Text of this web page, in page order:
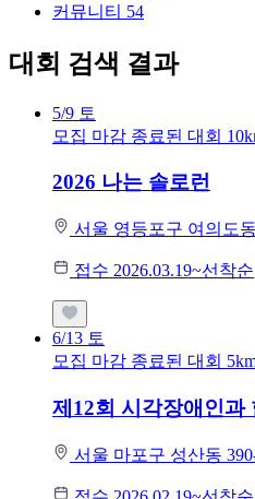
커뮤니티 54
대회 검색 결과
5/9 토
모집 마감 종료된 대회
2026 나는 솔로런
서울 영등포구 여의도
접수 2026.03.19~선착순
6/13 토
모집 마감 종료된 대회
제12회 시각장애인과
서울 마포구 성산동